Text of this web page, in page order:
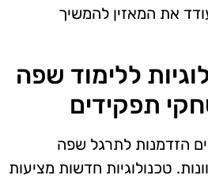
את המאזין להמשיך
ללימוד שפה
תפקידים
הזדמנות לתרגל שפה
טכנולוגיות חדשות מציעות